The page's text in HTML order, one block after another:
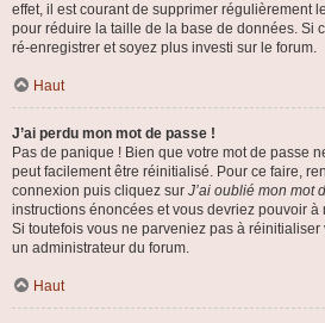
effet, il est courant de supprimer régulièrement
pour réduire la taille de la base de données. Si
ré-enregistrer et soyez plus investi sur le forum.
Haut
J’ai perdu mon mot de passe !
Pas de panique ! Bien que votre mot de passe
peut facilement être réinitialisé. Pour ce faire,
connexion puis cliquez sur J’ai oublié mon mot
instructions énoncées et vous devriez pouvoir à
Si toutefois vous ne parveniez pas à
un administrateur du forum.
Haut